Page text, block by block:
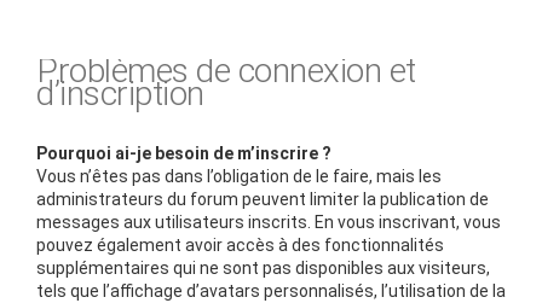
Problèmes de connexion et
d’inscription
Pourquoi ai-je besoin de m’inscrire ?
Vous n’êtes pas dans l’obligation de le faire, mais les
administrateurs du forum peuvent limiter la publication de
messages aux utilisateurs inscrits. En vous inscrivant, vous
pouvez également avoir accès à des fonctionnalités
supplémentaires qui ne sont pas disponibles aux visiteurs,
tels que l’affichage d’avatars personnalisés, l’utilisation de la